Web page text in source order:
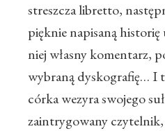
streszcza libretto,
pięknie napisaną
niej własny komentarz,
wybraną dyskografię… I
córka wezyra swojego
zaintrygowany czytelnik,